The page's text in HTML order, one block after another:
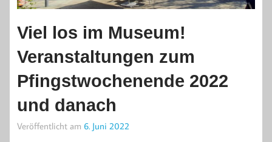
Viel los im Museum!
Veranstaltungen zum
Pfingstwochenende 2022
und danach
Veröffentlicht am 6. Juni 2022